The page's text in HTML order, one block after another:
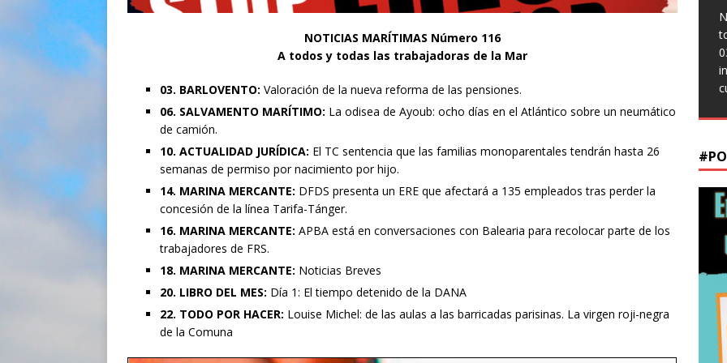
NOTICIAS MARÍTIMAS Número 116
A todos y todas las trabajadoras de la Mar
03. BARLOVENTO: Valoración de la nueva reforma de las pensiones.
06. SALVAMENTO MARÍTIMO: La odisea de Ayoub: ocho días en el Atlántico sobre un neumático
de camión.
10. ACTUALIDAD JURÍDICA: El TC sentencia que las familias monoparentales tendrán hasta 26
semanas de permiso por nacimiento por hijo.
14. MARINA MERCANTE: DFDS presenta un ERE que afectará a 135 empleados tras perder la
concesión de la línea Tarifa-Tánger.
16. MARINA MERCANTE: APBA está en conversaciones con Balearia para recolocar parte de los
trabajadores de FRS.
18. MARINA MERCANTE: Noticias Breves
20. LIBRO DEL MES: Día 1: El tiempo detenido de la DANA
22. TODO POR HACER: Louise Michel: de las aulas a las barricadas parisinas. La virgen roji-negra
de la Comuna